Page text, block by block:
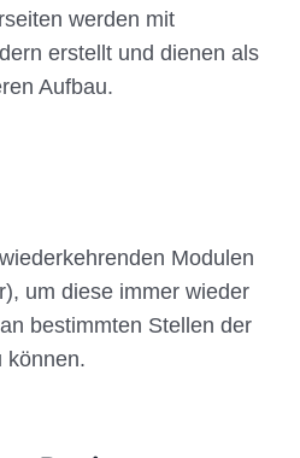
werden mit
erstellt und dienen als
Aufbau.
Modulen
um diese immer wieder
bestimmten Stellen der
können.